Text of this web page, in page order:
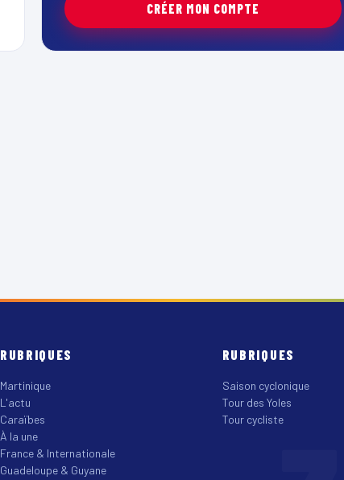
CRÉER MON COMPTE
RUBRIQUES
Martinique
L'actu
Caraïbes
À la une
France & Internationale
Guadeloupe & Guyane
RUBRIQUES
Saison cyclonique
Tour des Yoles
Tour cycliste